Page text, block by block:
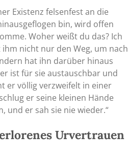
Existenz felsenfest an die
bin, wird offen
Woher weißt du das? Ich
nicht nur den Weg, um nach
hat ihn darüber hinaus
ist für sie austauschbar und
er völlig verzweifelt in einer
er seine kleinen Hände
und er sah sie nie wieder.“
Urvertrauen